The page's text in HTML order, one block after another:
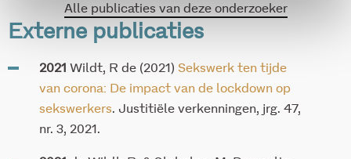
Alle publicaties van deze onderzoeker
Externe publicaties
2021 Wildt, R de (2021) Sekswerk ten tijde
van corona: De impact van de lockdown op
sekswerkers. Justitiële verkenningen, jrg. 47,
nr. 3, 2021.